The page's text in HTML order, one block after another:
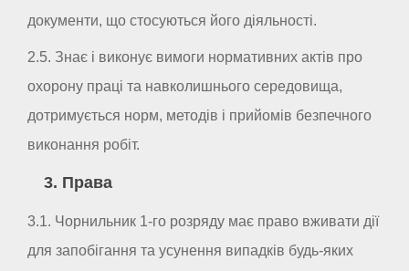
документи, що стосуються його діяльності.
2.5. Знає і виконує вимоги нормативних актів про
охорону праці та навколишнього середовища,
дотримується норм, методів і прийомів безпечного
виконання робіт.
3. Права
3.1. Чорнильник 1-го розряду має право вживати дії
для запобігання та усунення випадків будь-яких